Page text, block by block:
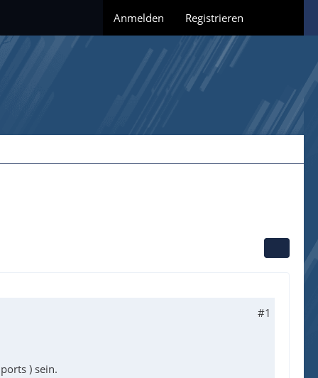
Anmelden Registrieren
#1
) sein.